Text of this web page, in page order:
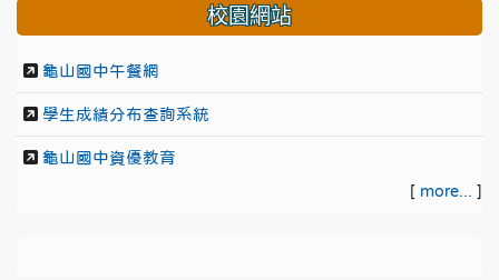
校園網站
龜山國中午餐網
學生成績分布查詢系統
龜山國中資優教育
[ more... ]